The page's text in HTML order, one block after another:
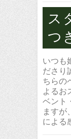
ス
つ
いつも
ださり
ちらの
よるお
ベント
ますが
による